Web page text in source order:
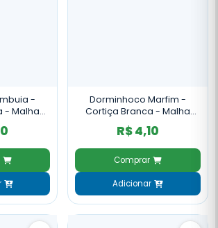
-
- Malha
Dorminhoco Marfim -
Cortiça Branca - Malha
Larga - 12mm
R$ 4,10
Comprar
Adicionar